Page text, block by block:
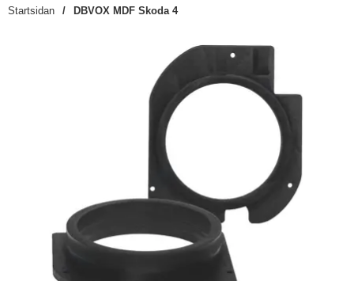
Startsidan DBVOX MDF Skoda 4
Kanske någon av dessa produkter kan intressera
dig?